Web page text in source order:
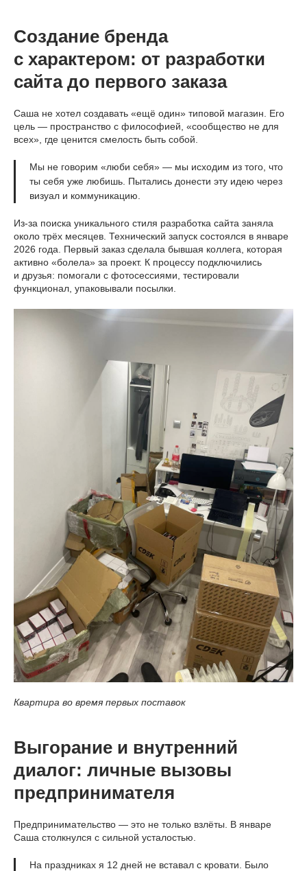
Создание бренда
с характером: от разработки
сайта до первого заказа
Саша не хотел создавать «ещё один» типовой магазин. Его
цель — пространство с философией, «сообщество не для
всех», где ценится смелость быть собой.
Мы не говорим «люби себя» — мы исходим из того, что
ты себя уже любишь. Пытались донести эту идею через
визуал и коммуникацию.
Из-за поиска уникального стиля разработка сайта заняла
около трёх месяцев. Технический запуск состоялся в январе
2026 года. Первый заказ сделала бывшая коллега, которая
активно «болела» за проект. К процессу подключились
и друзья: помогали с фотосессиями, тестировали
функционал, упаковывали посылки.
Квартира во время первых поставок
Выгорание и внутренний
диалог: личные вызовы
предпринимателя
Предпринимательство — это не только взлёты. В январе
Саша столкнулся с сильной усталостью.
На праздниках я 12 дней не вставал с кровати. Было